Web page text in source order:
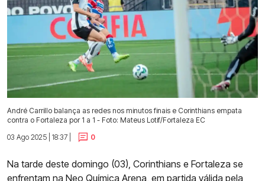
André Carrillo balança as redes nos minutos finais e Corinthians empata
contra o Fortaleza por 1 a 1 - Foto: Mateus Lotif/Fortaleza EC
03 Ago 2025 | 18:37 |
0
Na tarde deste domingo (03), Corinthians e Fortaleza se
enfrentam na Neo Química Arena, em partida válida pela